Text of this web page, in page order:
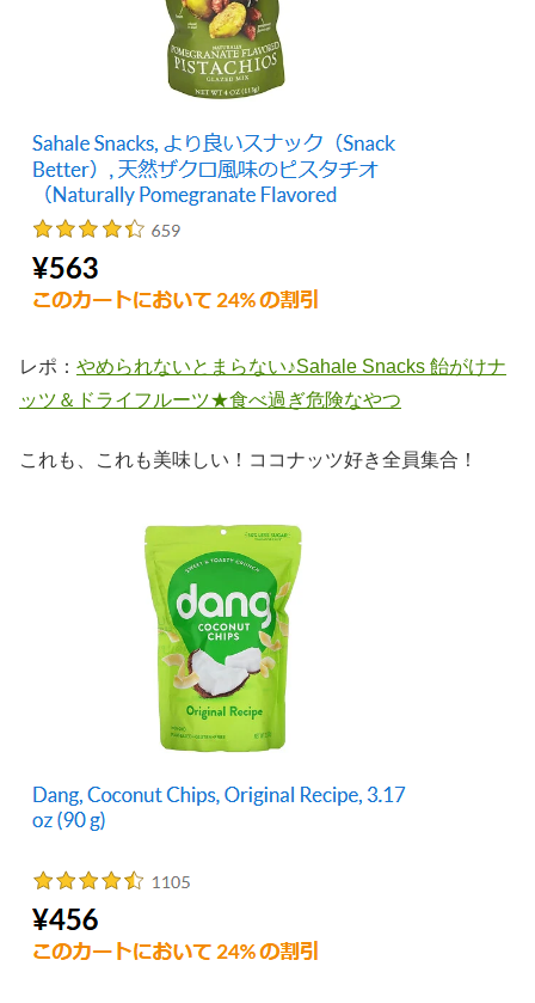
レポ： やめられないとまらない♪Sahale Snacks 飴がけナ
ッツ＆ドライフルーツ★食べ過ぎ危険なやつ
これも、これも美味しい！ココナッツ好き全員集合！